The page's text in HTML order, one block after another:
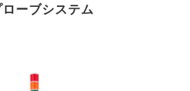
ーブシステム